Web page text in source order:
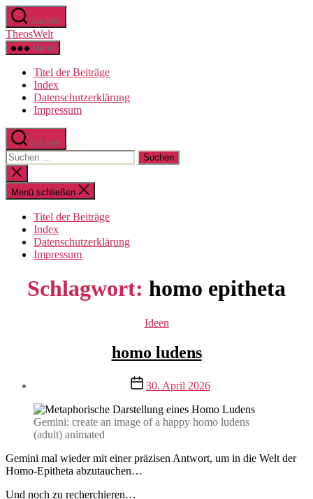
Zum
Inhalt
springen
Suchen
TheosWelt
Menü
Titel der Beiträge
Index
Datenschutzerklärung
Impressum
Suchen
Suchen
nach:
Suche
schließen
Menü schließen
Titel der Beiträge
Index
Datenschutzerklärung
Impressum
Schlagwort: homo epitheta
Kategorien
Ideen
homo ludens
Veröffentlichungsdatum
30. April 2026
Gemini: create an image of a happy homo ludens
(adult) animated
Gemini mal wieder mit einer präzisen Antwort, um in die Welt der
Homo-Epitheta abzutauchen…
Und noch zu recherchieren…